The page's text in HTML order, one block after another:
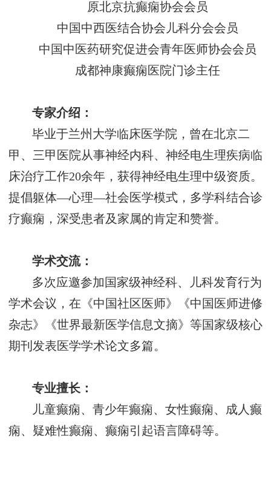
原北京抗癫痫协会会员
中国中西医结合协会儿科分会会员
中国中医药研究促进会青年医师协会会员
成都神康癫痫医院门诊主任
专家介绍：
毕业于兰州大学临床医学院，曾在北京二
甲、三甲医院从事神经内科、神经电生理疾病临
床治疗工作20余年，获得神经电生理中级资质。
提倡躯体—心理—社会医学模式，多学科结合诊
疗癫痫，深受患者及家属的肯定和赞誉。
学术交流：
多次应邀参加国家级神经科、儿科发育行为
学术会议，在《中国社区医师》《中国医师进修
杂志》《世界最新医学信息文摘》等国家级核心
期刊发表医学学术论文多篇。
专业擅长：
儿童癫痫、青少年癫痫、女性癫痫、成人癫
痫、疑难性癫痫、癫痫引起语言障碍等。